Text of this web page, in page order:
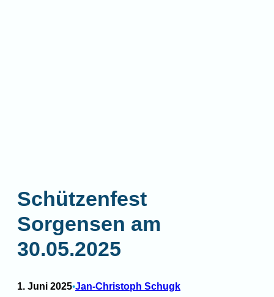
Schützenfest
Sorgensen am
30.05.2025
1. Juni 2025•Jan-Christoph Schugk